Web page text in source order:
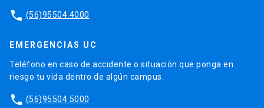
phone (56)95504 4000
EMERGENCIAS UC
Teléfono en caso de accidente o situación que ponga en
riesgo tu vida dentro de algún campus.
phone (56)95504 5000